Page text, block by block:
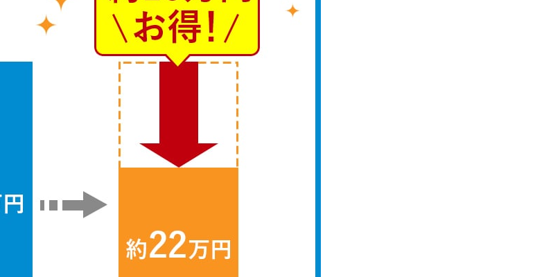
090金融（闇金）からお金を借りてはいけない